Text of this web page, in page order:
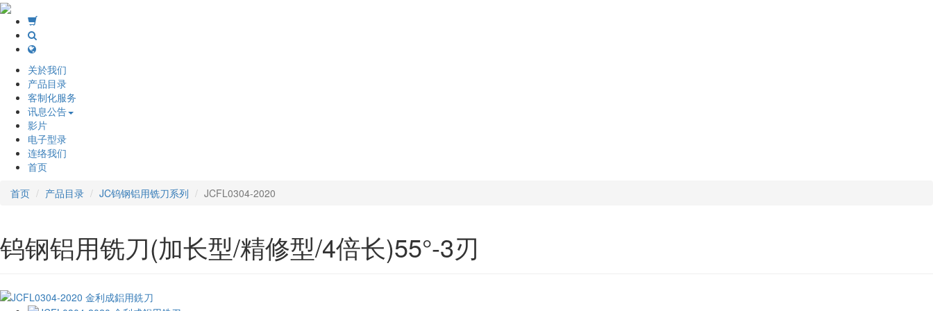
关於我们
产品目录
客制化服务
讯息公告
影片
电子型录
连络我们
首页
首页
产品目录 JC钨钢铝用铣刀系列 JCFL0304-2020
钨钢铝用铣刀(加长型/精修型/4倍长)55°-3刃